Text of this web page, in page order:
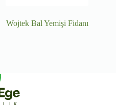
Wojtek Bal Yemişi Fidanı